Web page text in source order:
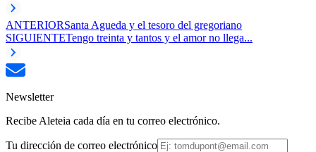
ANTERIORSanta Agueda y el tesoro del gregoriano
SIGUIENTETengo treinta y tantos y el amor no llega...
Newsletter
Recibe Aleteia cada día en tu correo electrónico.
Tu dirección de correo electrónico